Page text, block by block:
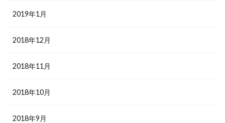
2019年1月
2018年12月
2018年11月
2018年10月
2018年9月